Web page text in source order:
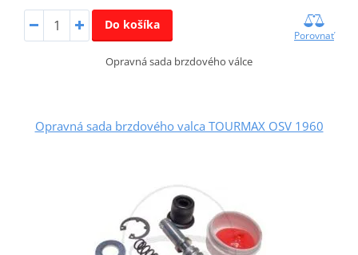
Do košíka
Porovnať
Opravná sada brzdového válce
Opravná sada brzdového valca TOURMAX OSV 1960